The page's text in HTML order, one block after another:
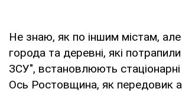
Не знаю, як по іншим містам, але
города та деревні, які
ЗСУ", встановлюють
Ось Ростовщина, як передовик